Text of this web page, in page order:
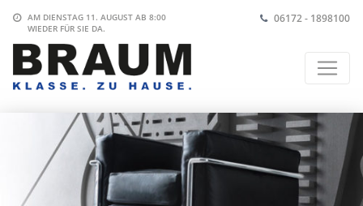
AM DIENSTAG 11. AUGUST AB 8:00
WIEDER FÜR SIE DA.
06172 - 1898100